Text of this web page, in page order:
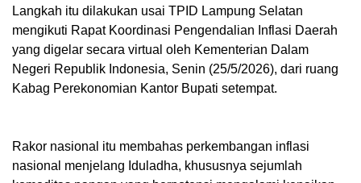
Langkah itu dilakukan usai TPID Lampung Selatan
mengikuti Rapat Koordinasi Pengendalian Inflasi Daerah
yang digelar secara virtual oleh Kementerian Dalam
Negeri Republik Indonesia, Senin (25/5/2026), dari ruang
Kabag Perekonomian Kantor Bupati setempat.
Rakor nasional itu membahas perkembangan inflasi
nasional menjelang Iduladha, khususnya sejumlah